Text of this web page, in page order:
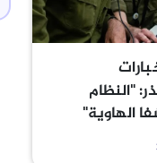
"النظام
الهاوية"